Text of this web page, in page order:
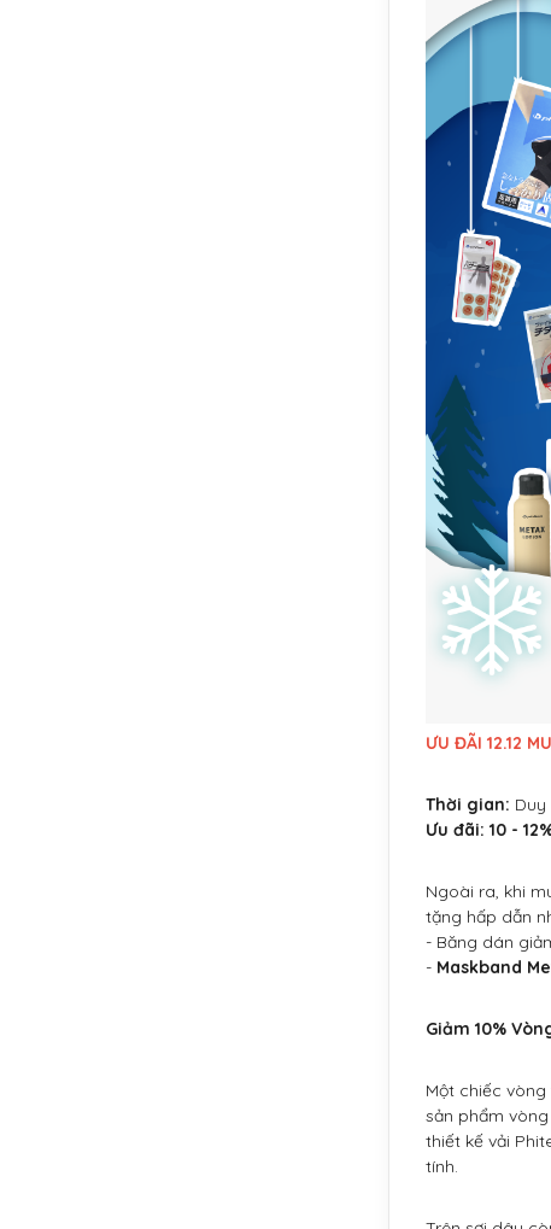
ƯU ĐÃI 12.12
Thời gian:
Ưu đãi: 10 -
Ngoài ra, khi
tặng hấp dẫn
- Băng dán
- Maskband
Giảm 10%
Một chiếc
sản phẩm
thiết kế vải
tính.